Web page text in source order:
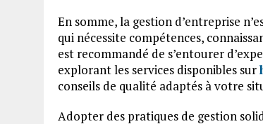
En somme, la gestion d’entreprise
qui nécessite compétences,
est recommandé de s’entourer
explorant les services disponibles sur
conseils de qualité adaptés à votre
Adopter des pratiques de gestion